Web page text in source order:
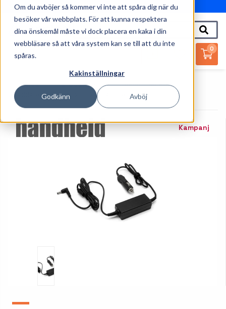
Om du avböjer så kommer vi inte att spåra dig när du
besöker vår webbplats. För att kunna respektera
dina önskemål måste vi dock placera en kaka i din
webbläsare så att våra system kan se till att du inte
spåras.
Kakinställningar
Godkänn Avböj
010-162 61 95
0
Startsida Handdatorer
Tillbehör Tablets
Billaddare Till Fordonsdocka, Handheld
Kampanj